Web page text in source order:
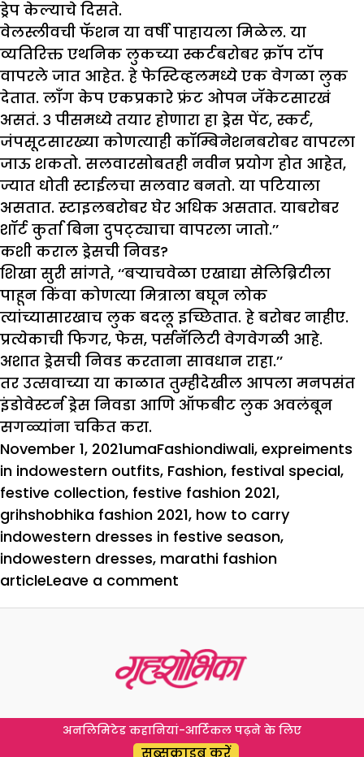
ड्रेप केल्याचे दिसते.
वेलस्लीवची फॅशन या वर्षी पाहायला मिळेल. या
व्यतिरिक्त एथनिक लुकच्या स्कर्टबरोबर क्रॉप टॉप
वापरले जात आहेत. हे फेस्टिव्हलमध्ये एक वेगळा लुक
देतात. लाँग केप एकप्रकारे फ्रंट ओपन जॅकेटसारखं
असतं. ३ पीसमध्ये तयार होणारा हा ड्रेस पेंट, स्कर्ट,
जंपसूटसारख्या कोणत्याही कॉम्बिनेशनबरोबर वापरला
जाऊ शकतो. सलवारसोबतही नवीन प्रयोग होत आहेत,
ज्यात धोती स्टाईलचा सलवार बनतो. या पटियाला
असतात. स्टाइलबरोबर घेर अधिक असतात. याबरोबर
शॉर्ट कुर्ता बिना दुपट्ट्याचा वापरला जातो.’’
कशी कराल डसची निवड?
शिखा सुरी सांगते, ‘‘बऱ्याचवेळा एखाद्या सेलिब्रिटीला
पाहून किंवा कोणत्या मित्राला बघून लोक
त्यांच्यासारखाच लुक बदलू इच्छितात. हे बरोबर नाहीए.
प्रत्येकाची फिगर, फेस, पर्सनॅलिटी वेगवेगळी आहे.
अशात ड्रेसची निवड करताना सावधान राहा.’’
तर उत्सवाच्या या काळात तुम्हीदेखील आपला मनपसंत
इंडोवेस्टर्न ड्रेस निवडा आणि ऑफबीट लुक अवलंबून
सगळ्यांना चकित करा.
Posted
on
November 1, 2021Author
umaCategories
FashionTags
diwali, expreiments
in indowestern outfits, Fashion, festival special,
festive collection, festive fashion 2021,
grihshobhika fashion 2021, how to carry
indowestern dresses in festive season,
indowestern dresses, marathi fashion
articleLeave a comment
उत्सवातील
पेहरावांचा
इंडोवेस्टर्न
अनलिमिटेड कहानियां-आर्टिकल पढ़ने के लिए